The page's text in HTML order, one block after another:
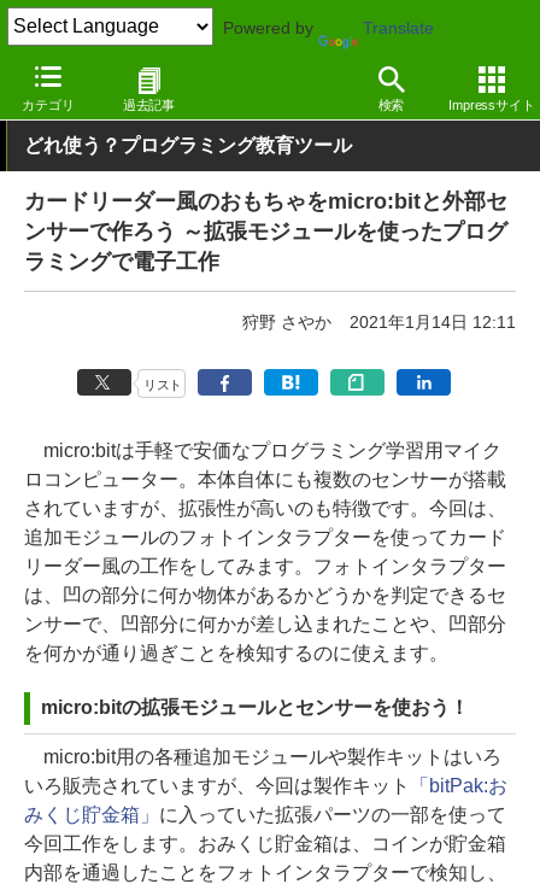
Powered by Translate
カテゴリ 過去記事 検索 Impressサイト
窓の杜 プログラミング Webサービス
どれ使う？プログラミング教育ツール
カードリーダー風のおもちゃをmicro:bitと外部セ
ンサーで作ろう ～拡張モジュールを使ったプログ
ラミングで電子工作
狩野 さやか 2021年1月14日 12:11
リスト
micro:bitは手軽で安価なプログラミング学習用マイク
ロコンピューター。本体自体にも複数のセンサーが搭載
されていますが、拡張性が高いのも特徴です。今回は、
追加モジュールのフォトインタラプターを使ってカード
リーダー風の工作をしてみます。フォトインタラプター
は、凹の部分に何か物体があるかどうかを判定できるセ
ンサーで、凹部分に何かが差し込まれたことや、凹部分
を何かが通り過ぎことを検知するのに使えます。
micro:bitの拡張モジュールとセンサーを使おう！
micro:bit用の各種追加モジュールや製作キットはいろ
いろ販売されていますが、今回は製作キット
「bitPak:お
みくじ貯金箱」 に入っていた拡張パーツの一部を使って
今回工作をします。おみくじ貯金箱は、コインが貯金箱
内部を通過したことをフォトインタラプターで検知し、